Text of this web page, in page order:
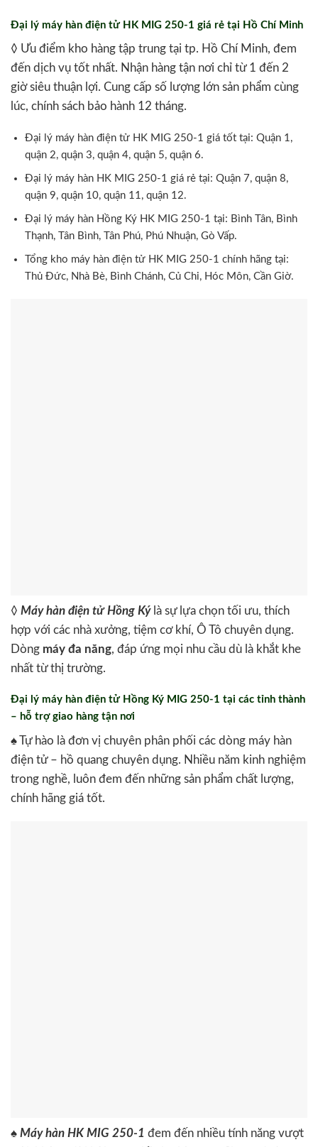
Đại lý máy hàn điện tử HK MIG 250-1 giá rẻ tại Hồ Chí Minh
◊ Ưu điểm kho hàng tập trung tại tp. Hồ Chí Minh, đem
đến dịch vụ tốt nhất. Nhận hàng tận nơi chỉ từ 1 đến 2
giờ siêu thuận lợi. Cung cấp số lượng lớn sản phẩm cùng
lúc, chính sách bảo hành 12 tháng.
Đại lý máy hàn điện tử HK MIG 250-1 giá tốt tại: Quận 1,
quận 2, quận 3, quận 4, quận 5, quận 6.
Đại lý máy hàn HK MIG 250-1 giá rẻ tại: Quận 7, quận 8,
quận 9, quận 10, quận 11, quận 12.
Đại lý máy hàn Hồng Ký HK MIG 250-1 tại: Bình Tân, Bình
Thạnh, Tân Bình, Tân Phú, Phú Nhuận, Gò Vấp.
Tổng kho máy hàn điện tử HK MIG 250-1 chính hãng tại:
Thủ Đức, Nhà Bè, Bình Chánh, Củ Chi, Hóc Môn, Cần Giờ.
◊ Máy hàn điện tử Hồng Kýlà sự lựa chọn tối ưu, thích
hợp với các nhà xưởng, tiệm cơ khí, Ô Tô chuyên dụng.
Dòng máy đa năng, đáp ứng mọi nhu cầu dù là khắt khe
nhất từ thị trường.
Đại lý máy hàn điện tử Hồng Ký MIG 250-1 tại các tỉnh thành
– hỗ trợ giao hàng tận nơi
♠ Tự hào là đơn vị chuyên phân phối các dòng máy hàn
điện tử – hồ quang chuyên dụng. Nhiều năm kinh nghiệm
trong nghề, luôn đem đến những sản phẩm chất lượng,
chính hãng giá tốt.
♠ Máy hàn HK MIG 250-1 đem đến nhiều tính năng vượt